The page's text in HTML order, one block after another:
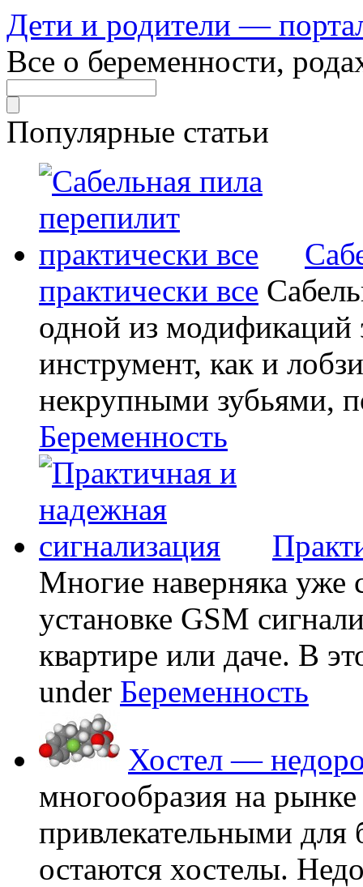
Дети и родители —
Все о беременности,
Популярные статьи
практически все
одной из модификаций
инструмент, как и
некрупными зубьями,
Беременность
Многие наверняка уже
установке GSM
квартире или даче. В
under Беременность
Хостел —
многообразия на
привлекательными
остаются хостелы.